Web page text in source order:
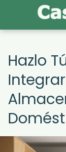
Hazlo